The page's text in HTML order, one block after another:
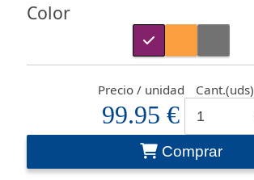
Color
Precio / unidad
99.95 €
Cant.(uds)
Comprar